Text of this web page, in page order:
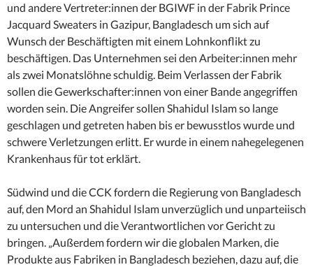
und andere Vertreter:innen der BGIWF in der Fabrik Prince
Jacquard Sweaters in Gazipur, Bangladesch um sich auf
Wunsch der Beschäftigten mit einem Lohnkonflikt zu
beschäftigen. Das Unternehmen sei den Arbeiter:innen mehr
als zwei Monatslöhne schuldig. Beim Verlassen der Fabrik
sollen die Gewerkschafter:innen von einer Bande angegriffen
worden sein. Die Angreifer sollen Shahidul Islam so lange
geschlagen und getreten haben bis er bewusstlos wurde und
schwere Verletzungen erlitt. Er wurde in einem nahegelegenen
Krankenhaus für tot erklärt.
Südwind und die CCK fordern die Regierung von Bangladesch
auf, den Mord an Shahidul Islam unverzüglich und unparteiisch
zu untersuchen und die Verantwortlichen vor Gericht zu
bringen. „Außerdem fordern wir die globalen Marken, die
Produkte aus Fabriken in Bangladesch beziehen, dazu auf, die